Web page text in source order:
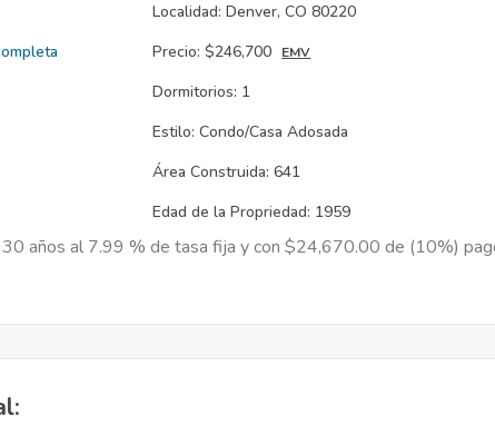
Localidad: Denver, CO 80220
Precio: $246,700 EMV
Dormitorios: 1
Estilo: Condo/Casa Adosada
Área Construida: 641
Edad de la Propriedad: 1959
30 años al 7.99 % de tasa fija y con $24,670.00 de (10%)